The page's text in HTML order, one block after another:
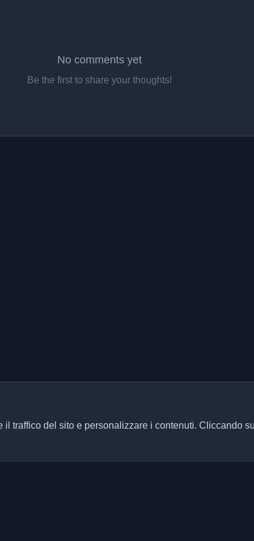
No comments yet
Be the first to share your thoughts!
traffico del sito e personalizzare i contenuti. Cliccando